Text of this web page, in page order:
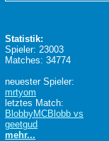
Statistik:
Spieler: 23003
Matches: 34774
neuester Spieler:
mrtyom
letztes Match:
BlobbyMCBlobb vs
geetgud
mehr...